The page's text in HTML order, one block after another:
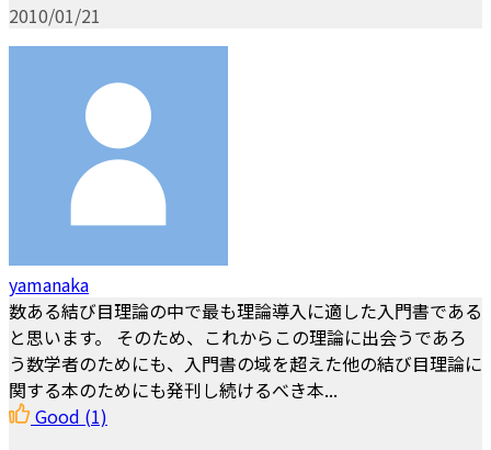
2010/01/21
yamanaka
数ある結び目理論の中で最も理論導入に適した入門書である
と思います。 そのため、これからこの理論に出会うであろ
う数学者のためにも、入門書の域を超えた他の結び目理論に
関する本のためにも発刊し続けるべき本...
Good (1)